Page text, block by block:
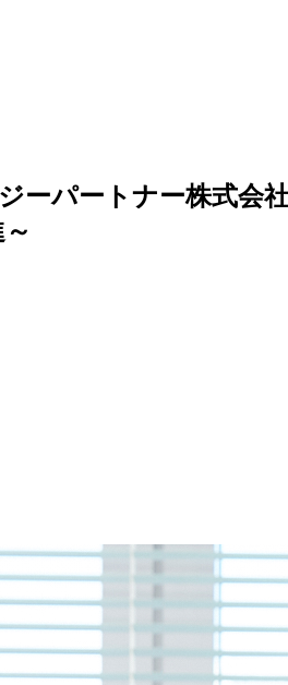
ーパートナー株式会